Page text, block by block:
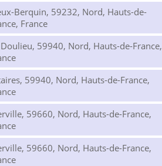
Berquin, 59232, Nord, Hauts-de-
France
59940, Nord, Hauts-de-France,
59940, Nord, Hauts-de-France,
59660, Nord, Hauts-de-France,
59660, Nord, Hauts-de-France,